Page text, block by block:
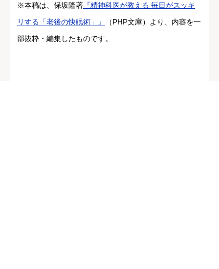
※本稿は、保坂隆著 『精神科医が教える 毎日がスッキ
リする「老後の快眠術」』
（PHP文庫）より、内容を一
部抜粋・編集したものです。